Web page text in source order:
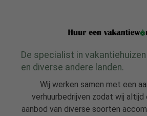
De specialist in vakantiehuizen
en diverse andere landen.
Wij werken samen met een
verhuurbedrijven zodat wij altijd
aanbod van diverse soorten